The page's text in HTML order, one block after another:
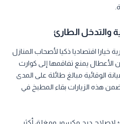
والتدخل الطارئ
خيارا اقتصاديا ذكيا لأصحاب المنازل
الأعطال يمنع تفاقمها إلى كوارث
الوقائية مبالغ طائلة على المدى
هذه الزيارات بقاء المطبخ في
لإصلاح درج مكسور ومغلق أكثر